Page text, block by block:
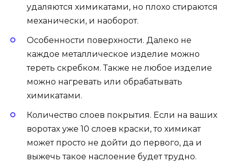
удаляются химикатами, но плохо стираются
механически, и наоборот.
Особенности поверхности. Далеко не
каждое металлическое изделие можно
тереть скребком. Также не любое изделие
можно нагревать или обрабатывать
химикатами.
Количество слоев покрытия. Если на ваших
воротах уже 10 слоев краски, то химикат
может просто не дойти до первого, да и
выжечь такое наслоение будет трудно.